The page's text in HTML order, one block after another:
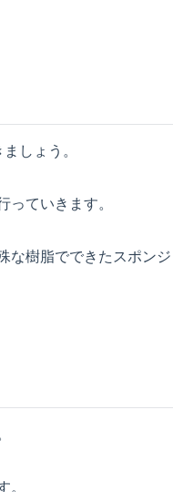
しょう。
っていきます。
な樹脂でできたスポンジ
。